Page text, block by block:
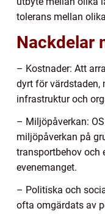
tolerans mellan
Nackdelar
– Kostnader: Att
dyrt för värdstaden,
infrastruktur och
– Miljöpåverkan:
miljöpåverkan på
transportbehov och
evenemanget.
– Politiska och
ofta omgärdats av